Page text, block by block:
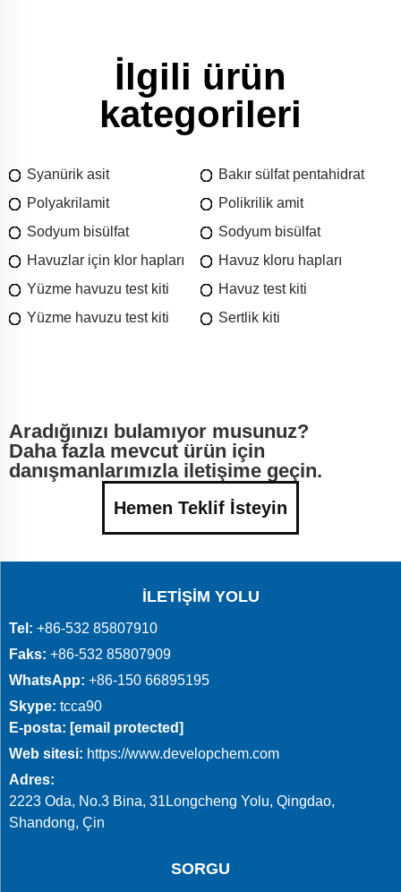
İlgili ürün
kategorileri
Syanürik asit
Bakır sülfat pentahidrat
Polyakrilamit
Polikrilik amit
Sodyum bisülfat
Sodyum bisülfat
Havuzlar için klor hapları
Havuz kloru hapları
Yüzme havuzu test kiti
Havuz test kiti
Yüzme havuzu test kiti
Sertlik kiti
Aradığınızı bulamıyor musunuz?
Daha fazla mevcut ürün için
danışmanlarımızla iletişime geçin.
Hemen Teklif İsteyin
İLETIŞIM YOLU
Tel: +86-532 85807910
Faks: +86-532 85807909
WhatsApp: +86-150 66895195
Skype: tcca90
E-posta: [email protected]
Web sitesi: https://www.developchem.com
Adres:
2223 Oda, No.3 Bina, 31Longcheng Yolu, Qingdao,
Shandong, Çin
SORGU